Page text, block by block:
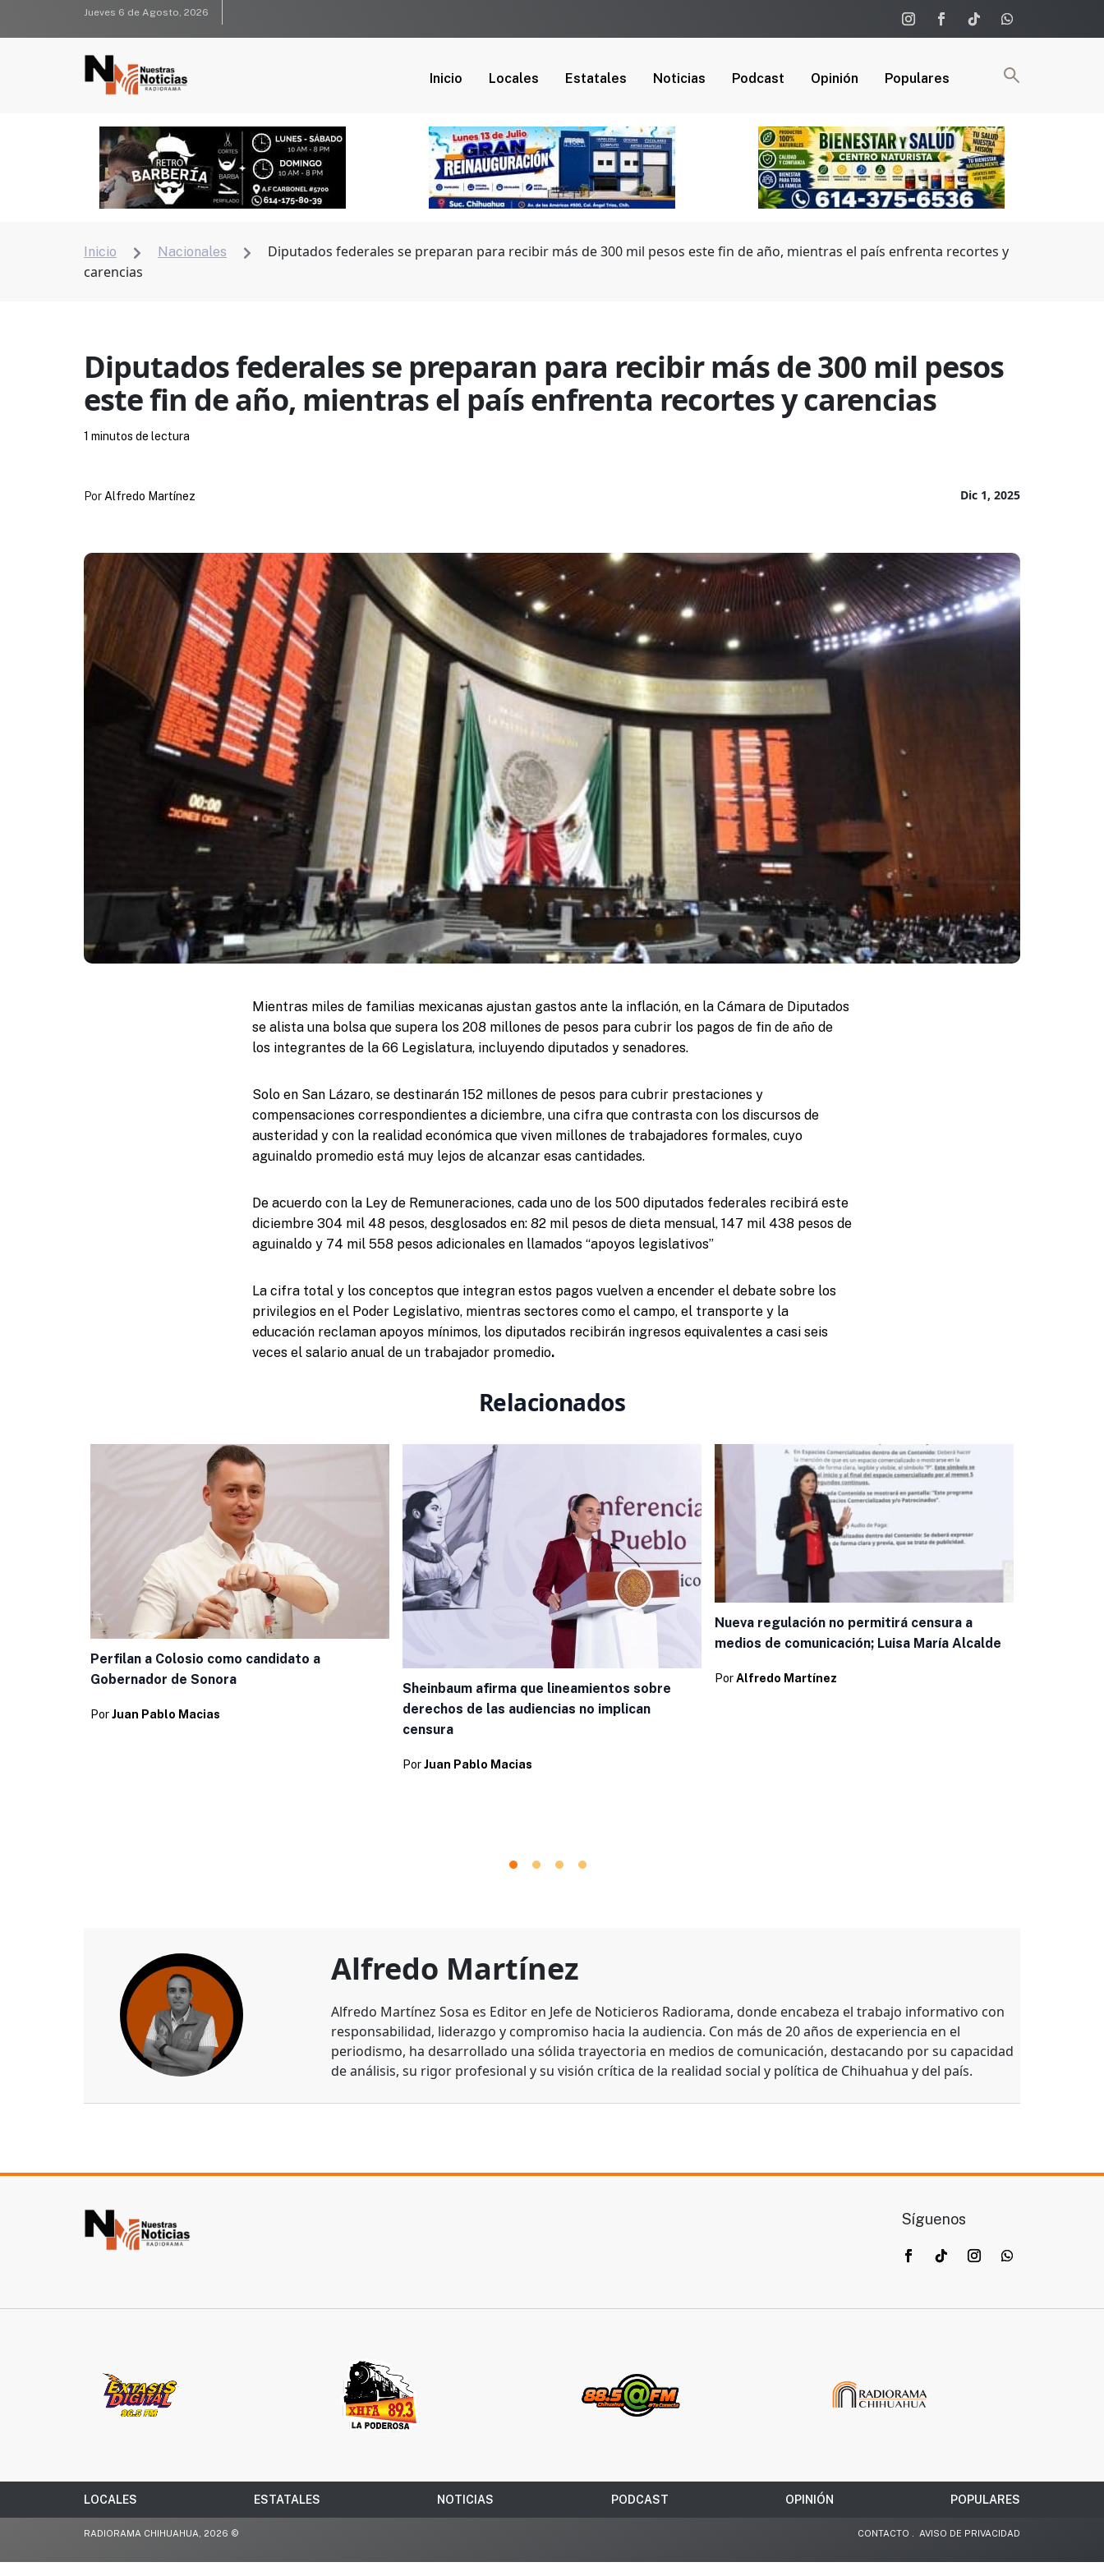
Jueves 6 de Agosto, 2026
Inicio Locales Estatales Noticias Podcast Opinión Populares
Inicio  Nacionales 
Diputados federales se preparan para recibir más de 300 mil pesos este fin de año, mientras el país enfrenta recortes y
carencias
Diputados federales se preparan para recibir más de 300 mil pesos
este fin de año, mientras el país enfrenta recortes y carencias
Dic 1, 2025
Por Alfredo Martínez
1 minutos de lectura
Mientras miles de familias mexicanas ajustan gastos ante la inflación, en la Cámara de Diputados
se alista una bolsa que supera los 208 millones de pesos para cubrir los pagos de fin de año de
los integrantes de la 66 Legislatura, incluyendo diputados y senadores.
Solo en San Lázaro, se destinarán 152 millones de pesos para cubrir prestaciones y
compensaciones correspondientes a diciembre, una cifra que contrasta con los discursos de
austeridad y con la realidad económica que viven millones de trabajadores formales, cuyo
aguinaldo promedio está muy lejos de alcanzar esas cantidades.
De acuerdo con la Ley de Remuneraciones, cada uno de los 500 diputados federales recibirá este
diciembre 304 mil 48 pesos, desglosados en: 82 mil pesos de dieta mensual, 147 mil 438 pesos de
aguinaldo y 74 mil 558 pesos adicionales en llamados “apoyos legislativos”
La cifra total y los conceptos que integran estos pagos vuelven a encender el debate sobre los
privilegios en el Poder Legislativo, mientras sectores como el campo, el transporte y la
educación reclaman apoyos mínimos, los diputados recibirán ingresos equivalentes a casi seis
veces el salario anual de un trabajador promedio.
Relacionados
Perfilan a Colosio como candidato a
Gobernador de Sonora
PorJuan Pablo Macias
Sheinbaum afirma que lineamientos sobre
derechos de las audiencias no implican
censura
PorJuan Pablo Macias
Nueva regulación no permitirá censura a
medios de comunicación; Luisa María Alcalde
PorAlfredo Martínez
Alfredo Martínez
Alfredo Martínez Sosa es Editor en Jefe de Noticieros Radiorama, donde encabeza el trabajo informativo con
responsabilidad, liderazgo y compromiso hacia la audiencia. Con más de 20 años de experiencia en el
periodismo, ha desarrollado una sólida trayectoria en medios de comunicación, destacando por su capacidad
de análisis, su rigor profesional y su visión crítica de la realidad social y política de Chihuahua y del país.
Síguenos
LOCALES ESTATALES NOTICIAS PODCAST OPINIÓN POPULARES
RADIORAMA CHIHUAHUA, 2026 © CONTACTO AVISO DE PRIVACIDAD